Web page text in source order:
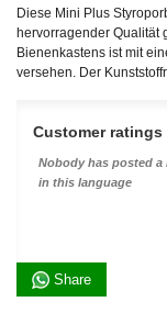
Diese Mini Plus
hervorragender Qualität
Bienenkastens ist mit
versehen. Der
Customer ratings
Nobody has posted a
in this language
Share